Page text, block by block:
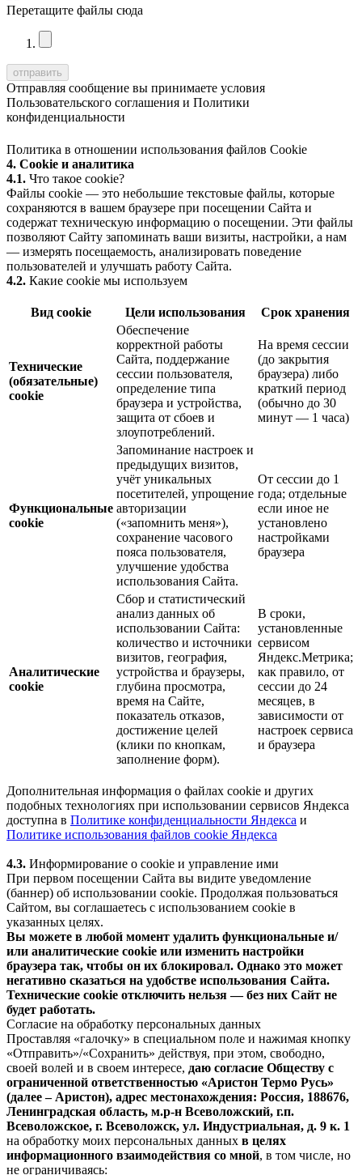
Перетащите файлы сюда
Отправляя сообщение вы принимаете условия
Пользовательского соглашения и Политики
конфиденциальности
Политика в отношении использования файлов Cookie
4. Cookie и аналитика
4.1. Что такое cookie?
Файлы cookie — это небольшие текстовые файлы, которые
сохраняются в вашем браузере при посещении Сайта и
содержат техническую информацию о посещении. Эти файлы
позволяют Сайту запоминать ваши визиты, настройки, а нам
— измерять посещаемость, анализировать поведение
пользователей и улучшать работу Сайта.
4.2. Какие cookie мы используем
Вид cookie Цели использования Срок хранения
Технические
(обязательные)
cookie
Обеспечение
корректной работы
Сайта, поддержание
сессии пользователя,
определение типа
браузера и устройства,
защита от сбоев и
злоупотреблений.
На время сессии
(до закрытия
браузера) либо
краткий период
(обычно до 30
минут — 1 часа)
Функциональные
cookie
Запоминание настроек и
предыдущих визитов,
учёт уникальных
посетителей, упрощение
авторизации
(«запомнить меня»),
сохранение часового
пояса пользователя,
улучшение удобства
использования Сайта.
От сессии до 1
года; отдельные
если иное не
установлено
настройками
браузера
Аналитические
cookie
Сбор и статистический
анализ данных об
использовании Сайта:
количество и источники
визитов, география,
устройства и браузеры,
глубина просмотра,
время на Сайте,
показатель отказов,
достижение целей
(клики по кнопкам,
заполнение форм).
В сроки,
установленные
сервисом
Яндекс.Метрика;
как правило, от
сессии до 24
месяцев, в
зависимости от
настроек сервиса
и браузера
Дополнительная информация о файлах cookie и других
подобных технологиях при использовании сервисов Яндекса
доступна в Политике конфиденциальности Яндекса и
Политике использования файлов cookie Яндекса
4.3. Информирование о cookie и управление ими
При первом посещении Сайта вы видите уведомление
(баннер) об использовании cookie. Продолжая пользоваться
Сайтом, вы соглашаетесь с использованием cookie в
указанных целях.
Вы можете в любой момент удалить функциональные и/
или аналитические cookie или изменить настройки
браузера так, чтобы он их блокировал. Однако это может
негативно сказаться на удобстве использования Сайта.
Технические cookie отключить нельзя — без них Сайт не
будет работать.
Согласие на обработку персональных данных
Проставляя «галочку» в специальном поле и нажимая кнопку
«Отправить»/«Сохранить» действуя, при этом, свободно,
своей волей и в своем интересе, даю согласие Обществу с
ограниченной ответственностью «Аристон Термо Русь»
(далее – Аристон), адрес местонахождения: Россия, 188676,
Ленинградская область, м.р-н Всеволожский, г.п.
Всеволожское, г. Всеволожск, ул. Индустриальная, д. 9 к. 1
на обработку моих персональных данных в целях
информационного взаимодействия со мной, в том числе, но
не ограничиваясь: